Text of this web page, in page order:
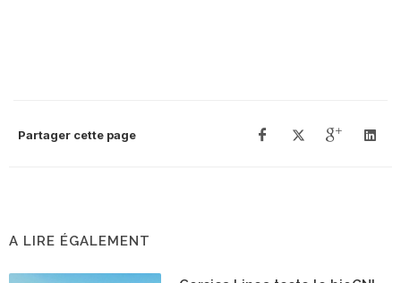
Partager cette page
A LIRE ÉGALEMENT